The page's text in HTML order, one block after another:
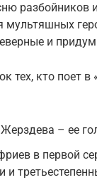
разбойников
мультяшных
и
тех, кто поет
– ее
в первой